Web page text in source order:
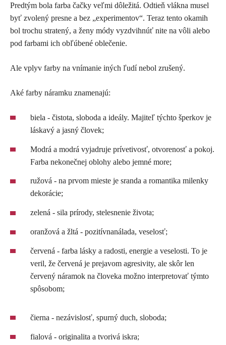
Predtým bola farba čačky veľmi dôležitá. Odtieň vlákna musel
byť zvolený presne a bez „experimentov“. Teraz tento okamih
bol trochu stratený, a ženy módy vyzdvihnúť nite na vôli alebo
pod farbami ich obľúbené oblečenie.
Ale vplyv farby na vnímanie iných ľudí nebol zrušený.
Aké farby náramku znamenajú:
biela - čistota, sloboda a ideály. Majiteľ týchto šperkov je
láskavý a jasný človek;
Modrá a modrá vyjadruje prívetivosť, otvorenosť a pokoj.
Farba nekonečnej oblohy alebo jemné more;
ružová - na prvom mieste je sranda a romantika milenky
dekorácie;
zelená - sila prírody, stelesnenie života;
oranžová a žltá - pozitívnanálada, veselosť;
červená - farba lásky a radosti, energie a veselosti. To je
veril, že červená je prejavom agresivity, ale skôr len
červený náramok na človeka možno interpretovať týmto
spôsobom;
čierna - nezávislosť, spurný duch, sloboda;
fialová - originalita a tvorivá iskra;